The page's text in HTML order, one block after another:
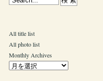
All title list
All photo list
Monthly Archives